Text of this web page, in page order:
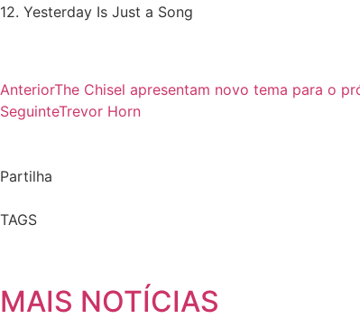
12. Yesterday Is Just a Song
AnteriorThe Chisel apresentam novo tema para o
SeguinteTrevor Horn
Partilha
TAGS
MAIS NOTÍCIAS